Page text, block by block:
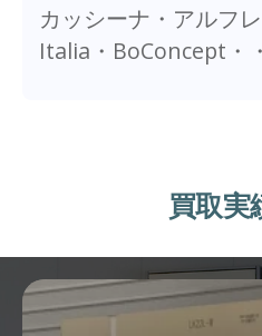
カッシーナ・アルフ
Italia・BoConcept・
買取実